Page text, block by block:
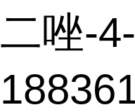
二唑-